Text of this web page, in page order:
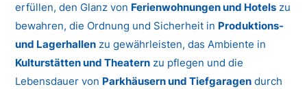
erfüllen, den Glanz von Ferienwohnungen und Hotels zu
bewahren, die Ordnung und Sicherheit in Produktions-
und Lagerhallen zu gewährleisten, das Ambiente in
Kulturstätten und Theatern zu pflegen und die
Lebensdauer von Parkhäusern und Tiefgaragen durch